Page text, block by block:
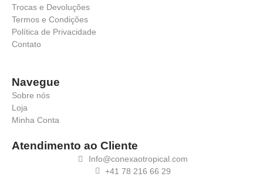
Trocas e Devoluções
Termos e Condições
Política de Privacidade
Contato
Navegue
Sobre nós
Loja
Minha Conta
Atendimento ao Cliente
Info@conexaotropical.com
+41 78 216 66 29